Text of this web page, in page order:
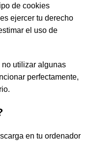
de cookies
ejercer tu derecho
el uso de
no utilizar algunas
perfectamente,
en tu ordenador